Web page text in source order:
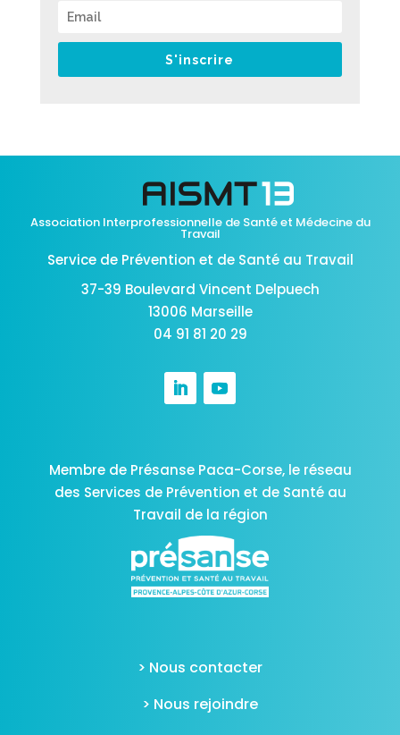
S'inscrire
Association Interprofessionnelle de Santé et Médecine du
Travail
Service de Prévention et de Santé au Travail
37-39 Boulevard Vincent Delpuech
13006 Marseille
04 91 81 20 29
Membre de Présanse Paca-Corse, le réseau
des Services de Prévention et de Santé au
Travail de la région
> Nous contacter
> Nous rejoindre